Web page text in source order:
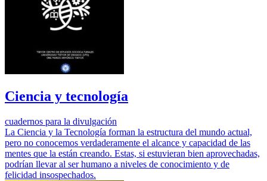
Ciencia y tecnología
cuadernos para la divulgación
La Ciencia y la Tecnología forman la estructura del mundo actual,
pero no conocemos verdaderamente el alcance y capacidad de las
mentes que la están creando. Estas, si estuvieran bien aprovechadas,
podrían llevar al ser humano a niveles de conocimiento y de
felicidad insospechados.